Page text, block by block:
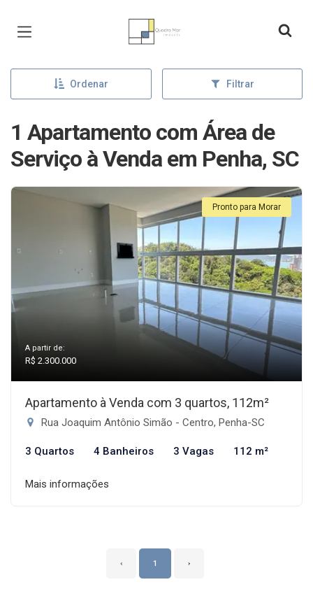
Página inicial
Ordenar Filtrar
1 Apartamento com Área de
Serviço à Venda em Penha, SC
Pronto para Morar
A partir de:
R$ 2.300.000
Apartamento à Venda com 3 quartos, 112m²
Rua Joaquim Antônio Simão - Centro, Penha-SC
3 Quartos 4 Banheiros 3 Vagas 112 m²
Mais informações
‹ 1 ›